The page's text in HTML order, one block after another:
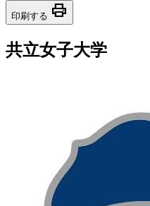
印刷する print
共立女子大学